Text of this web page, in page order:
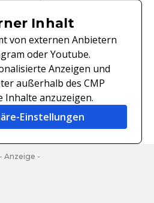
Inhalt
von externen Anbietern
oder Youtube.
Anzeigen und
außerhalb des CMP
Inhalte anzuzeigen.
Einstellungen
- Anzeige -